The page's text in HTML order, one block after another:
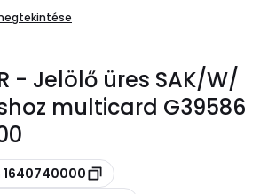
- Jelölő üres SAK/W/
multicard G39586